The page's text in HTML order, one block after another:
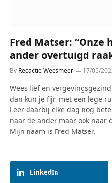
Fred Matser: “Onze
ander overtuigd
By Redactie Weesmeer 17/05/
Wees lief en
dan kun je fijn met een lege
Leer daarbij elke dag nog
naar de ander maar ook naar
Mijn naam is Fred Matser.
LinkedIn